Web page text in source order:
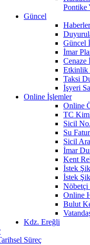
Pontike
Güncel
Haberler
Güncel
İmar
Cenaze
Etkinlik
Taksi
İşyeri
Online İşlemler
Online
TC
Sicil
Su
Sicil
İmar
Kent
İstek
İstek
Nöbetçi
Online
Bulut
Kdz. Ereğli
Süreç